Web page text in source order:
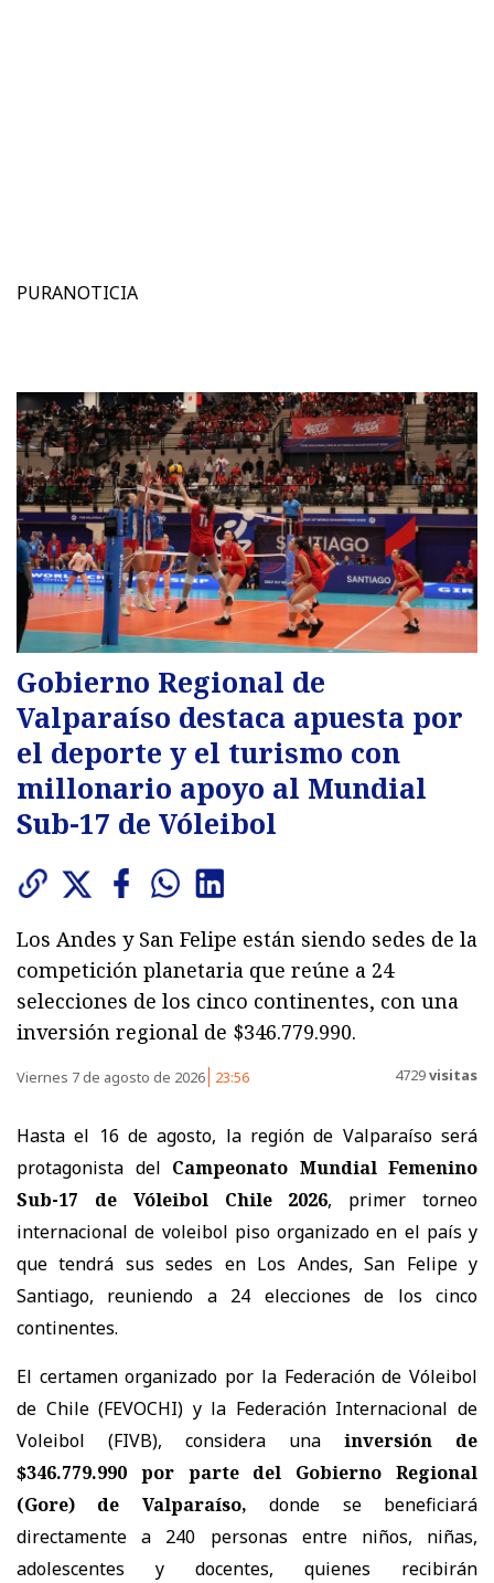
PURANOTICIA
Gobierno Regional de
Valparaíso destaca apuesta por
el deporte y el turismo con
millonario apoyo al Mundial
Sub-17 de Vóleibol
Los Andes y San Felipe están siendo sedes de la
competición planetaria que reúne a 24
selecciones de los cinco continentes, con una
inversión regional de $346.779.990.
Viernes 7 de agosto de 2026 23:56 4729visitas
Hasta el 16 de agosto, la región de Valparaíso será
protagonista del Campeonato Mundial Femenino
Sub-17 de Vóleibol Chile 2026, primer torneo
internacional de voleibol piso organizado en el país y
que tendrá sus sedes en Los Andes, San Felipe y
Santiago, reuniendo a 24 elecciones de los cinco
continentes.
El certamen organizado por la Federación de Vóleibol
de Chile (FEVOCHI) y la Federación Internacional de
Voleibol (FIVB), considera una
inversión de
$346.779.990 por parte del Gobierno Regional
(Gore) de Valparaíso,
donde se beneficiará
directamente a 240 personas entre niños, niñas,
adolescentes y docentes, quienes recibirán